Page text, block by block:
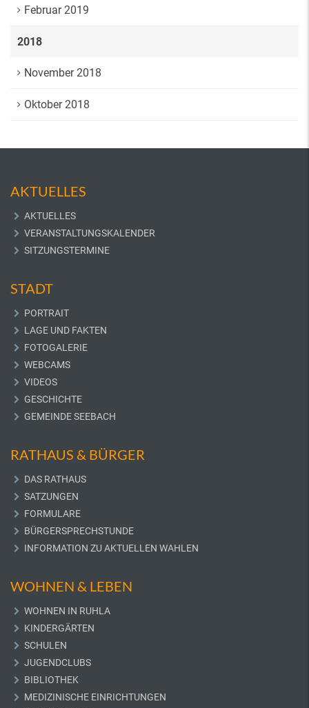
Februar 2019
2018
November 2018
Oktober 2018
AKTUELLES
AKTUELLES
VERANSTALTUNGSKALENDER
SITZUNGSTERMINE
STADT
PORTRAIT
LAGE UND FAKTEN
FOTOGALERIE
WEBCAMS
VIDEOS
GESCHICHTE
GEMEINDE SEEBACH
RATHAUS & BÜRGER
DAS RATHAUS
SATZUNGEN
FORMULARE
BÜRGERSPRECHSTUNDE
INFORMATION ZU AKTUELLEN WAHLEN
WOHNEN & LEBEN
WOHNEN IN RUHLA
KINDERGÄRTEN
SCHULEN
JUGENDCLUBS
BIBLIOTHEK
MEDIZINISCHE EINRICHTUNGEN